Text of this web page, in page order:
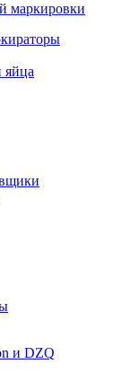
маркировки
яйца
и DZQ